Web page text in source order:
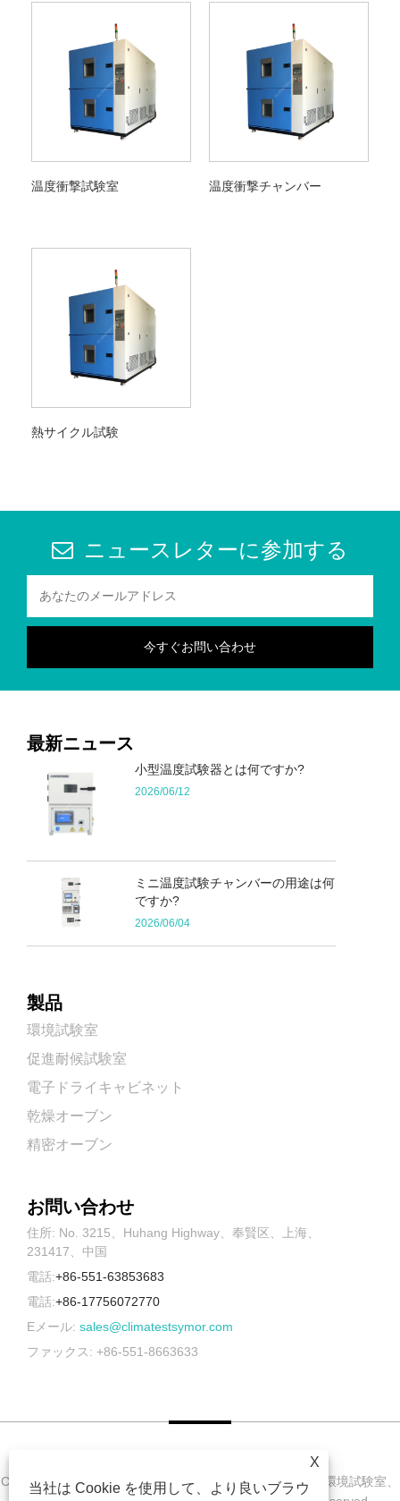
温度衝撃試験室 温度衝撃チャンバー
熱サイクル試験
ニュースレターに参加する
最新ニュース
小型温度試験器とは何ですか?
2026/06/12
ミニ温度試験チャンバーの用途は何
ですか?
2026/06/04
製品
環境試験室
促進耐候試験室
電子ドライキャビネット
乾燥オーブン
精密オーブン
お問い合わせ
住所: No. 3215、Huhang Highway、奉賢区、上海、
231417、中国
電話:+86-551-63853683
電話:+86-17756072770
Eメール: sales@climatestsymor.com
ファックス: +86-551-8663633
Copyright © 2022 Symor Instrument Equipment Co., Ltd. 環境試験室、
X
当社は Cookie を使用して、より良いブラウ